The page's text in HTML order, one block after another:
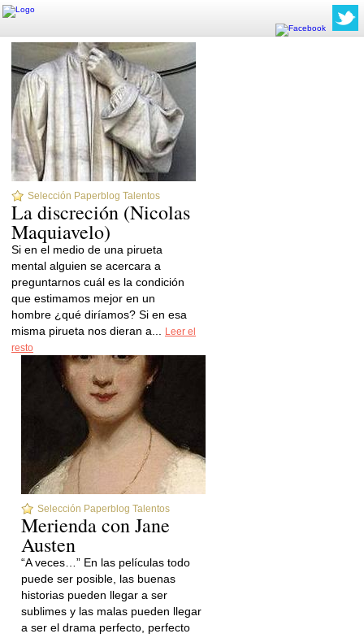
Selección Paperblog Talentos
La discreción (Nicolas
Maquiavelo)
Si en el medio de una pirueta
mental alguien se acercara a
preguntarnos cuál es la condición
que estimamos mejor en un
hombre ¿qué diríamos? Si en esa
misma pirueta nos dieran a...
Leer el
resto
Selección Paperblog Talentos
Merienda con Jane
Austen
“A veces…” En las películas todo
puede ser posible, las buenas
historias pueden llegar a ser
sublimes y las malas pueden llegar
a ser el drama perfecto, perfecto